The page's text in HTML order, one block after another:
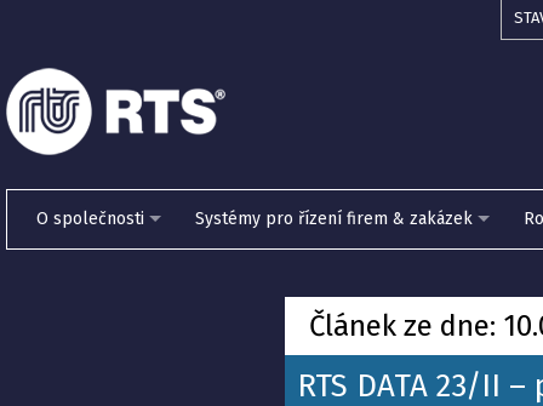
O společnosti Systémy pro řízení firem & zakázek
Článek ze dne:
RTS DATA 23/II